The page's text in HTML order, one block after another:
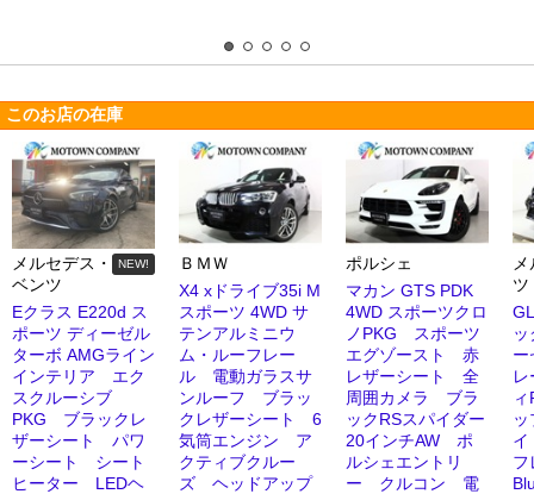
このお店の在庫
メルセデス・
ベンツ
NEW!
Eクラス E220d ス
ポーツ ディーゼル
ターボ AMGライン
インテリア エク
スクルーシブ
PKG ブラックレ
ザーシート パワ
ーシート シート
ヒーター LEDヘ
ＢＭＷ
X4 xドライブ35i M
スポーツ 4WD サ
テンアルミニウ
ム・ルーフレー
ル 電動ガラスサ
ンルーフ ブラッ
クレザーシート 6
気筒エンジン ア
クティブクルー
ズ ヘッドアップ
ポルシェ
マカン GTS PDK
4WD スポーツクロ
ノPKG スポーツ
エグゾースト 赤
レザーシート 全
周囲カメラ ブラ
ックRSスパイダー
20インチAW ポ
ルシェエントリ
ー クルコン 電
ツ
ー